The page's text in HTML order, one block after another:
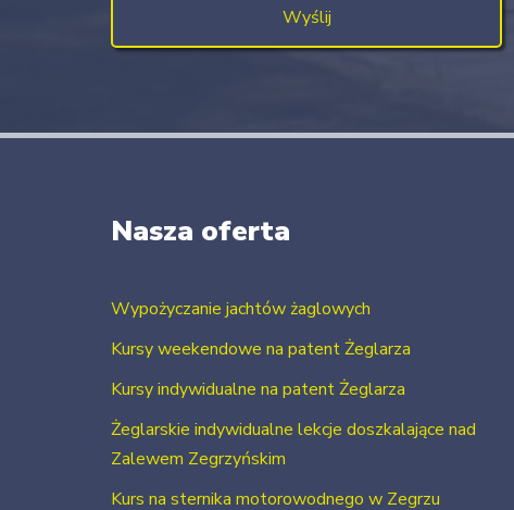
Nasza oferta
Wypożyczanie jachtów żaglowych
Kursy weekendowe na patent Żeglarza
Kursy indywidualne na patent Żeglarza
Żeglarskie indywidualne lekcje doszkalające nad
Zalewem Zegrzyńskim
Kurs na sternika motorowodnego w Zegrzu